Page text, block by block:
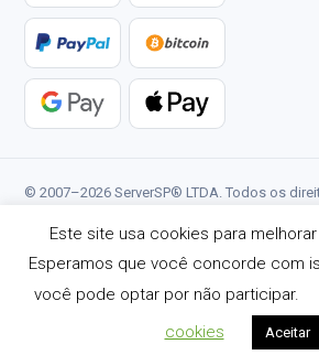
© 2007–2026 ServerSP® LTDA. Todos os
Termos de Serviço Política de Privacidade
Reportar Abuso
Este site usa cookies para
Esperamos que você concorde com
você pode optar por não participar.
cookies
Aceitar